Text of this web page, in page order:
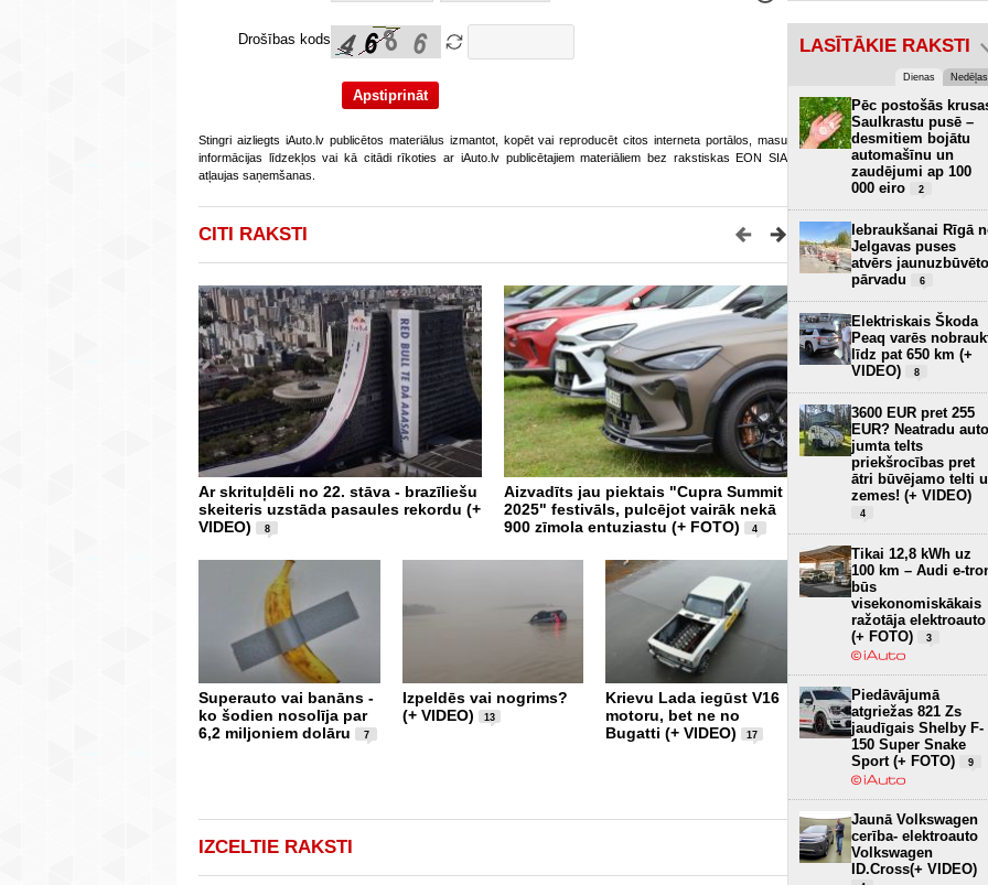
Drošības kods
Stingri aizliegts iAuto.lv publicētos materiālus izmantot, kopēt vai reproducēt citos interneta portālos, masu
informācijas līdzekļos vai kā citādi rīkoties ar iAuto.lv publicētajiem materiāliem bez rakstiskas EON SIA
atļaujas saņemšanas.
CITI RAKSTI
Ar skrituļdēli no 22. stāva - brazīliešu
skeiteris uzstāda pasaules rekordu (+
VIDEO)
8
Aizvadīts jau piektais "Cupra Summit
2025" festivāls, pulcējot vairāk nekā
900 zīmola entuziastu (+ FOTO)
4
Superauto vai banāns -
ko šodien nosolīja par
6,2 miljoniem dolāru
7
Izpeldēs vai nogrims?
(+ VIDEO)
13
Krievu Lada iegūst V16
motoru, bet ne no
Bugatti (+ VIDEO)
17
Kopā ar 1200 CUPRA
aizvadīts “CUPRA Summit
Lielākais lielizmēra 1/5
radiovadāmo modeļu
notikums – Turaida
Cup! (+ FOTO)
2
IZCELTIE RAKSTI
LASĪTĀKIE RAKSTI
Dienas Nedēļas
Pēc postošās
Saulkrastu pusē –
desmitiem bojātu
automašīnu un
zaudējumi ap 100
000 eiro
2
Iebraukšanai Rīgā
Jelgavas puses
atvērs jaunuzbūvēto
pārvadu
6
Elektriskais Škoda
Peaq varēs
līdz pat 650 km (+
VIDEO)
8
3600 EUR pret 255
EUR? Neatradu auto
jumta telts
priekšrocības pret
ātri būvējamo telti
zemes! (+ VIDEO)
4
Tikai 12,8 kWh uz
100 km – Audi e-
būs
visekonomiskākais
ražotāja elektroauto
(+ FOTO)
3
Piedāvājumā
atgriežas 821 Zs
jaudīgais Shelby F-
150 Super Snake
Sport (+ FOTO)
9
Jaunā Volkswagen
cerība- elektroauto
Volkswagen
ID.Cross(+ VIDEO)